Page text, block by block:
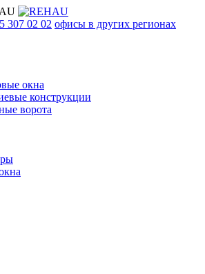
307 02 02 офисы в других регионах
окна
конструкции
ворота